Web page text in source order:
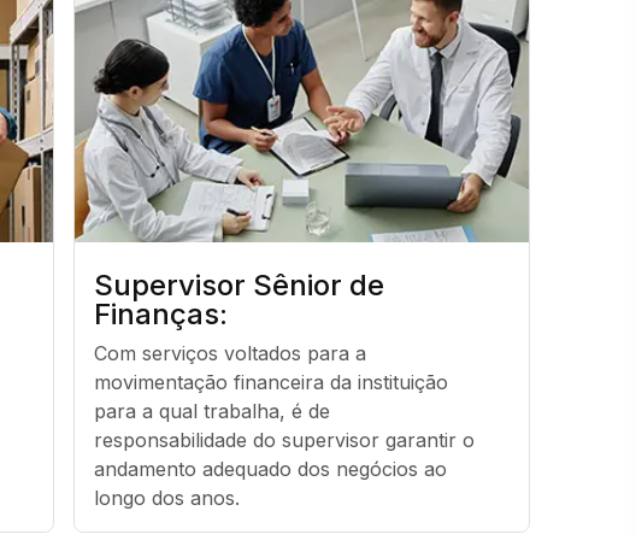
Supervisor Sênior de
Finanças:
Com serviços voltados para a
movimentação financeira da instituição
para a qual trabalha, é de
responsabilidade do supervisor garantir o
andamento adequado dos negócios ao
longo dos anos.